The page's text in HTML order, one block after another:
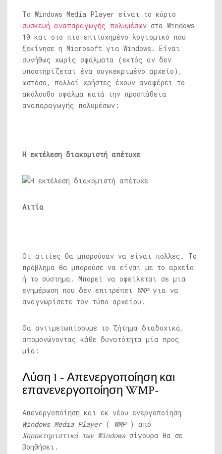
Το Windows Media Player είναι το κύριο
συσκευή αναπαραγωγής πολυμέσων στα Windows
10 και στο πιο επιτυχημένο λογισμικό που
ξεκίνησε η Microsoft για Windows. Είναι
συνήθως χωρίς σφάλματα (εκτός αν δεν
υποστηρίζεται ένα συγκεκριμένο αρχείο),
ωστόσο, πολλοί χρήστες έχουν αναφέρει το
ακόλουθο σφάλμα κατά την προσπάθεια
αναπαραγωγής πολυμέσων:
Η εκτέλεση διακομιστή απέτυχε
Αιτία
Οι αιτίες θα μπορούσαν να είναι πολλές. Το
πρόβλημα θα μπορούσε να είναι με το αρχείο
ή το σύστημα. Μπορεί να οφείλεται σε μια
ενημέρωση που δεν επιτρέπει WMPγια να
αναγνωρίσετε τον τύπο αρχείου.
Θα αντιμετωπίσουμε το ζήτημα διαδοχικά,
απομονώνοντας κάθε δυνατότητα μία προς
μία:
Λύση 1 - Απενεργοποίηση και
επανενεργοποίηση WMP-
Απενεργοποίηση και εκ νέου ενεργοποίηση
Windows Media Player( WMP) από
Χαρακτηριστικά των Windowsσίγουρα θα σε
βοηθήσει.